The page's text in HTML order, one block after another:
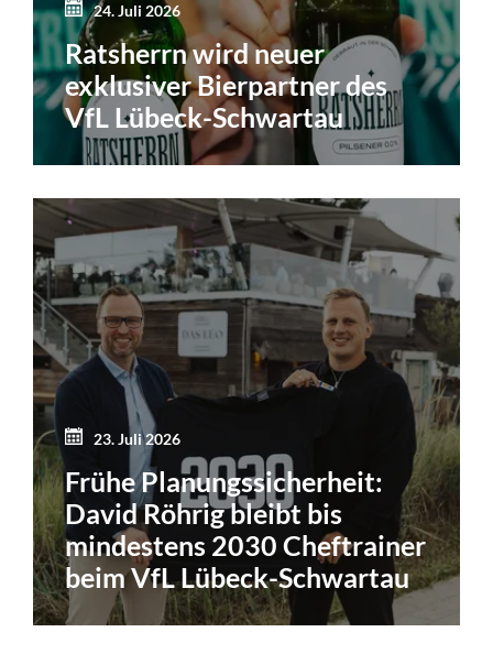
24. Juli 2026
Ratsherrn wird neuer
exklusiver Bierpartner des
VfL Lübeck-Schwartau
23. Juli 2026
Frühe Planungssicherheit:
David Röhrig bleibt bis
mindestens 2030 Cheftrainer
beim VfL Lübeck-Schwartau